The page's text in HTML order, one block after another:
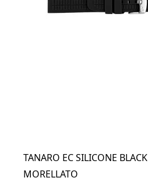
TANARO EC SILICONE BLACK
MORELLATO